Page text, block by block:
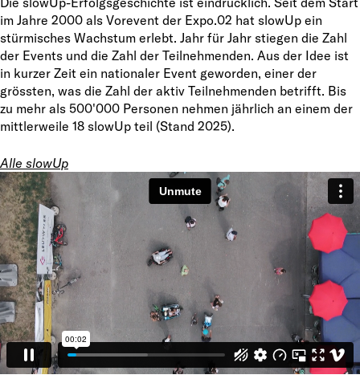
im Jahre 2000 als Vorevent der Expo.02 hat slowUp ein
stürmisches Wachstum erlebt. Jahr für Jahr stiegen die Zahl
der Events und die Zahl der Teilnehmenden. Aus der Idee ist
in kurzer Zeit ein nationaler Event geworden, einer der
grössten, was die Zahl der aktiv Teilnehmenden betrifft. Bis
zu mehr als 500'000 Personen nehmen jährlich an einem der
mittlerweile 18 slowUp teil (Stand 2025).
Alle slowUp